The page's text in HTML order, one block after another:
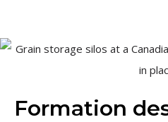
Formation